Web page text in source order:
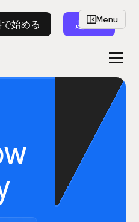
始める 起動Menu